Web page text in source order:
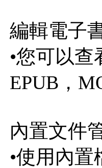
編輯電子
•您可以
EPUB，
內置文件
•使用內